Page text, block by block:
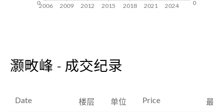
0
2006 2009 2012 2015 2018 2021 2024
0
灏畋峰 - 成交纪录
Date 楼层 单位 Price 最